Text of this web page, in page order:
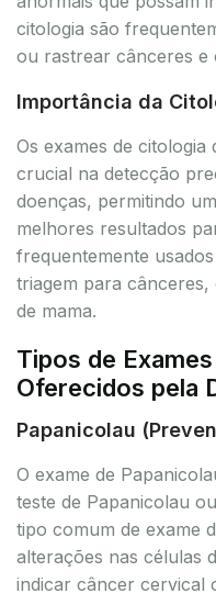
citologia são
ou rastrear cânceres e
Importância da
Os exames de citologia
crucial na detecção
doenças, permitindo
melhores resultados
frequentemente
triagem para
de mama.
Tipos de
Oferecidos pela
Papanicolau
O exame de
teste de Papanicolau
tipo comum de exame
alterações nas células
indicar câncer cervical